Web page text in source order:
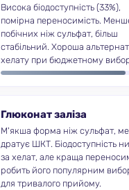
Висока біодоступність (33%),
помірна переносимість.
побічних ніж сульфат, більш
стабільний. Хороша
хелату при бюджетному
Глюконат заліза
М'якша форма ніж сульфат,
дратує ШКТ. Біодоступність
за хелат, але краща
робить його популярним
для тривалого прийому.